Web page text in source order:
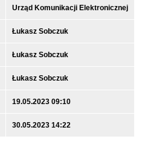
Urząd Komunikacji Elektronicznej
Łukasz Sobczuk
Łukasz Sobczuk
Łukasz Sobczuk
19.05.2023 09:10
30.05.2023 14:22